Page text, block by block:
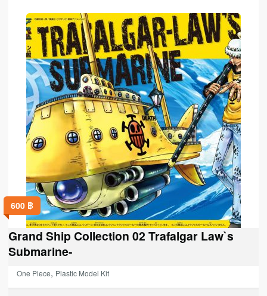
600 ฿
Grand Ship Collection 02 Trafalgar Law`s
Submarine-
One Piece, Plastic Model Kit